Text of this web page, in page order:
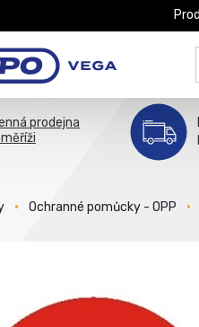
prodejna
Ochranné pomůcky - OPP